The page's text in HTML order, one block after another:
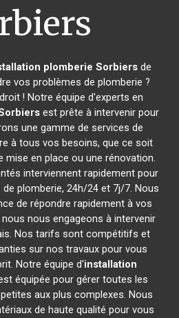
plomberie Sorbiers de
vos problèmes de plomberie ?
! Notre équipe d'experts en
est prête à intervenir pour
une gamme de services de
à tous vos besoins, que ce soit
mise en place ou une rénovation.
interviennent rapidement pour
plomberie, 24h/24 et 7j/7. Nous
de répondre rapidement à vos
nous engageons à intervenir
Nos tarifs sont compétitifs et
sur nos travaux pour vous
Notre équipe d'installation
équipée pour gérer toutes les
aux plus complexes. Nous
de haute qualité pour vous